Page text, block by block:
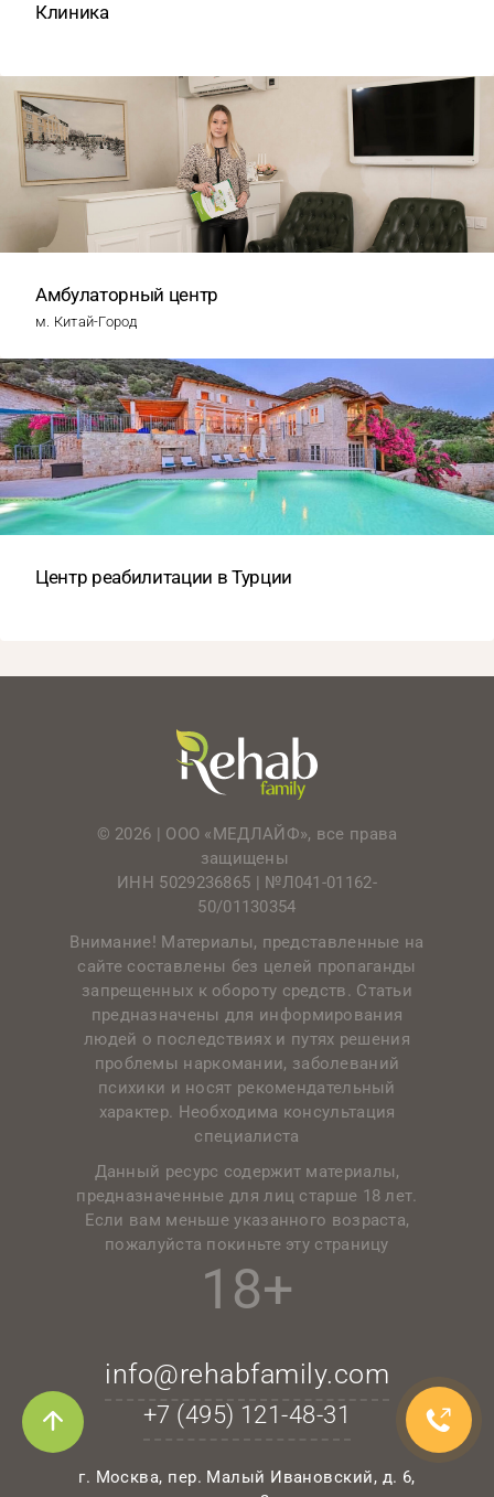
Клиника
Амбулаторный центр
м. Китай-Город
Центр реабилитации в Турции
© 2026 | ООО «МЕДЛАЙФ», все права
защищены
ИНН 5029236865 | №Л041-01162-
50/01130354
Внимание! Материалы, представленные на
сайте составлены без целей пропаганды
запрещенных к обороту средств. Статьи
предназначены для информирования
людей о последствиях и путях решения
проблемы наркомании, заболеваний
психики и носят рекомендательный
характер. Необходима консультация
специалиста
Данный ресурс содержит материалы,
предназначенные для лиц старше 18 лет.
Если вам меньше указанного возраста,
пожалуйста покиньте эту страницу
18+
info@rehabfamily.com
+7 (495) 121-48-31
г. Москва, пер. Малый Ивановский, д. 6,